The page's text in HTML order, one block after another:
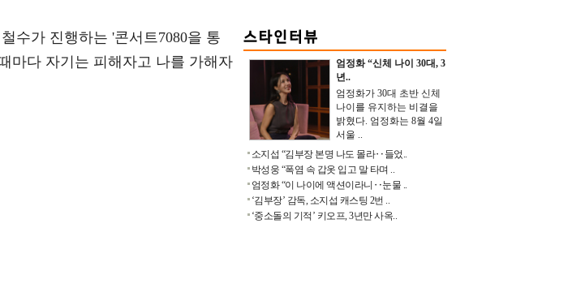
수가 진행하는 '콘서트7080을 통
마다 자기는 피해자고 나를 가해자
엄정화 “신체 나이 30대, 3
년..
엄정화가 30대 초반 신체
나이를 유지하는 비결을
밝혔다. 엄정화는 8월 4일
서울 ..
소지섭 “김부장 본명 나도 몰라‥들었..
박성웅 “폭염 속 갑옷 입고 말 타며 ..
엄정화 “이 나이에 액션이라니‥눈물 ..
‘김부장’ 감독, 소지섭 캐스팅 2번 ..
‘중소돌의 기적’ 키오프, 3년만 사옥..